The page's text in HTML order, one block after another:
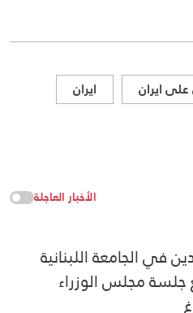
على ايران
ايران
الأخبار العاجلة
في الجامعة اللبنانية
جلسة مجلس الوزراء